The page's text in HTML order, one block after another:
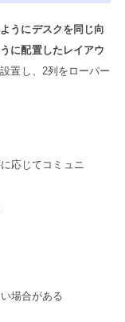
うにデスクを同じ向
に配置したレイアウ
置し、2列をローパー
応じてコミュニ
場合がある